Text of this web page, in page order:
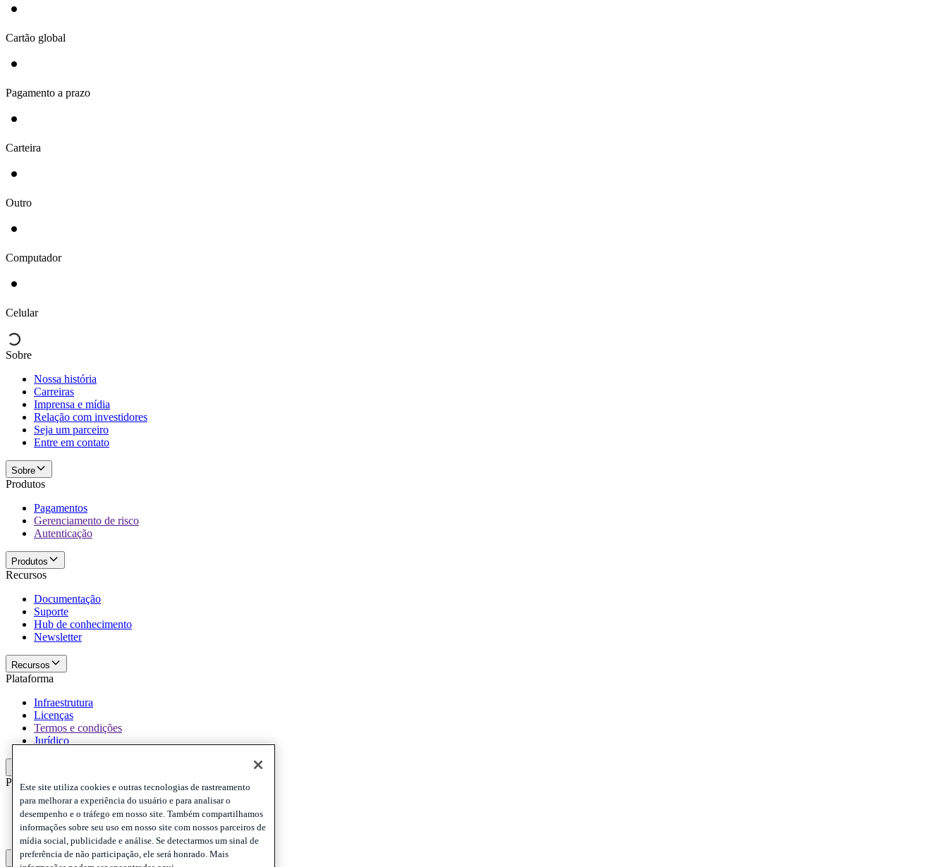
Cartão global
Pagamento a prazo
Carteira
Outro
Computador
Celular
Sobre
Nossa história
Carreiras
Imprensa e mídia
Relação com investidores
Seja um parceiro
Entre em contato
Sobre
Produtos
Pagamentos
Gerenciamento de risco
Autenticação
Produtos
Recursos
Documentação
Suporte
Hub de conhecimento
Newsletter
Recursos
Plataforma
Infraestrutura
Licenças
Termos e condições
Jurídico
Politicas e termo de responsabilidade
Privacy
Cookies
Disclaimer
Politicas e termo de responsabilidade
Este site utiliza cookies e outras tecnologias de rastreamento
para melhorar a experiência do usuário e para analisar o
desempenho e o tráfego em nosso site. Também compartilhamos
informações sobre seu uso em nosso site com nossos parceiros de
mídia social, publicidade e análise. Se detectarmos um sinal de
preferência de não participação, ele será honrado. Mais